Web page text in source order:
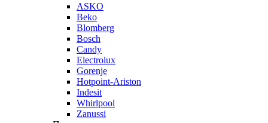
ASKO
Beko
Blomberg
Bosch
Candy
Electrolux
Gorenje
Hotpoint-Ariston
Indesit
Whirlpool
Zanussi